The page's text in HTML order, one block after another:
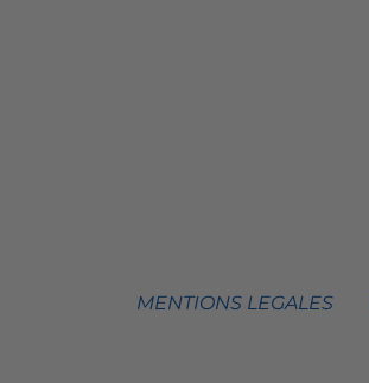
MENTIONS LEGALES